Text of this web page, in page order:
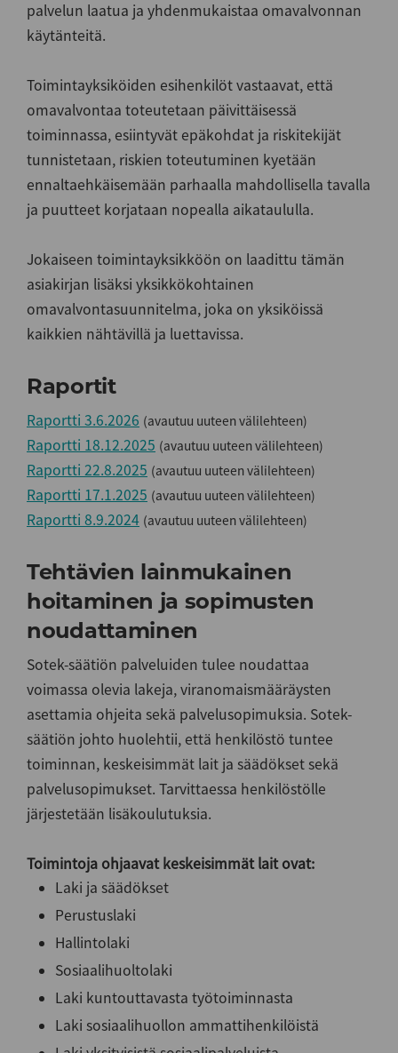
palvelun laatua ja yhdenmukaistaa omavalvonnan
käytänteitä.
Toimintayksiköiden esihenkilöt vastaavat, että
omavalvontaa toteutetaan päivittäisessä
toiminnassa, esiintyvät epäkohdat ja riskitekijät
tunnistetaan, riskien toteutuminen kyetään
ennaltaehkäisemään parhaalla mahdollisella tavalla
ja puutteet korjataan nopealla aikataululla.
Jokaiseen toimintayksikköön on laadittu tämän
asiakirjan lisäksi yksikkökohtainen
omavalvontasuunnitelma, joka on yksiköissä
kaikkien nähtävillä ja luettavissa.
Raportit
Raportti 3.6.2026 (avautuu uuteen välilehteen)
Raportti 18.12.2025 (avautuu uuteen välilehteen)
Raportti 22.8.2025 (avautuu uuteen välilehteen)
Raportti 17.1.2025 (avautuu uuteen välilehteen)
Raportti 8.9.2024 (avautuu uuteen välilehteen)
Tehtävien lainmukainen
hoitaminen ja sopimusten
noudattaminen
Sotek-säätiön palveluiden tulee noudattaa
voimassa olevia lakeja, viranomaismääräysten
asettamia ohjeita sekä palvelusopimuksia. Sotek-
säätiön johto huolehtii, että henkilöstö tuntee
toiminnan, keskeisimmät lait ja säädökset sekä
palvelusopimukset. Tarvittaessa henkilöstölle
järjestetään lisäkoulutuksia.
Toimintoja ohjaavat keskeisimmät lait ovat:
Laki ja säädökset
Perustuslaki
Hallintolaki
Sosiaalihuoltolaki
Laki kuntouttavasta työtoiminnasta
Laki sosiaalihuollon ammattihenkilöistä